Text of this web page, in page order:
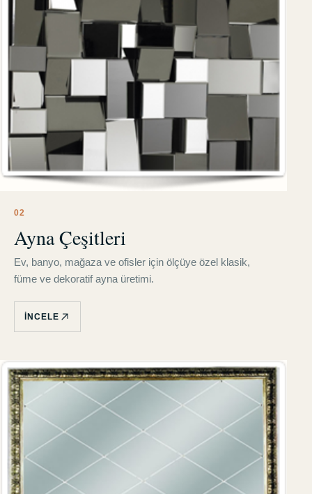
02
Ayna Çeşitleri
Ev, banyo, mağaza ve ofisler için ölçüye özel klasik,
füme ve dekoratif ayna üretimi.
İNCELE